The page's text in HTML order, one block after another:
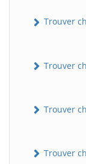
Trouver
Trouver
Trouver
Trouver